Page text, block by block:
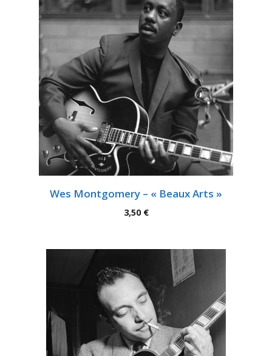
Wes Montgomery – « Beaux Arts »
3,50 €